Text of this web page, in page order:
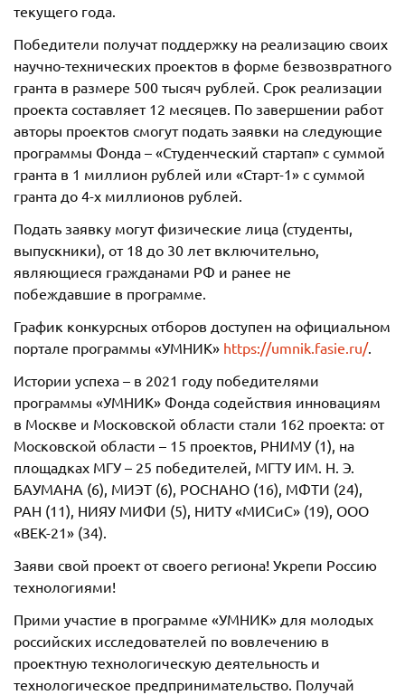
текущего года.
Победители получат поддержку на реализацию своих
научно-технических проектов в форме безвозвратного
гранта в размере 500 тысяч рублей. Срок реализации
проекта составляет 12 месяцев. По завершении работ
авторы проектов смогут подать заявки на следующие
программы Фонда – «Студенческий стартап» с суммой
гранта в 1 миллион рублей или «Старт-1» с суммой
гранта до 4-х миллионов рублей.
Подать заявку могут физические лица (студенты,
выпускники), от 18 до 30 лет включительно,
являющиеся гражданами РФ и ранее не
побеждавшие в программе.
График конкурсных отборов доступен на официальном
портале программы «УМНИК» https://umnik.fasie.ru/.
Истории успеха – в 2021 году победителями
программы «УМНИК» Фонда содействия инновациям
в Москве и Московской области стали 162 проекта: от
Московской области – 15 проектов, РНИМУ (1), на
площадках МГУ – 25 победителей, МГТУ ИМ. Н. Э.
БАУМАНА (6), МИЭТ (6), РОСНАНО (16), МФТИ (24),
РАН (11), НИЯУ МИФИ (5), НИТУ «МИСиС» (19), ООО
«ВЕК-21» (34).
Заяви свой проект от своего региона! Укрепи Россию
технологиями!
Прими участие в программе «УМНИК» для молодых
российских исследователей по вовлечению в
проектную технологическую деятельность и
технологическое предпринимательство. Получай